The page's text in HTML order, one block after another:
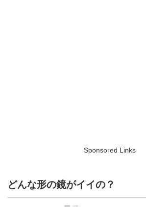
Sponsored Links
どんな形の鏡がイイの？